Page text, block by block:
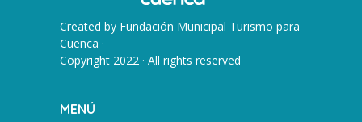
Created by Fundación Municipal Turismo para
Cuenca ·
Copyright 2022 · All rights reserved
MENÚ